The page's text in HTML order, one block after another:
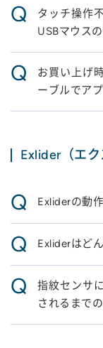
Q
タッチ操作
USBマウス
Q
お買い上げ
ーブルでア
Exlider（エク
Q Exliderの動
Q Exliderはど
Q
指紋センサ
されるまで